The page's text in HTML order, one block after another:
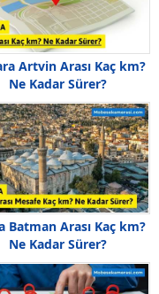
Artvin Arası Kaç km?
Ne Kadar Sürer?
Batman Arası Kaç km?
Ne Kadar Sürer?